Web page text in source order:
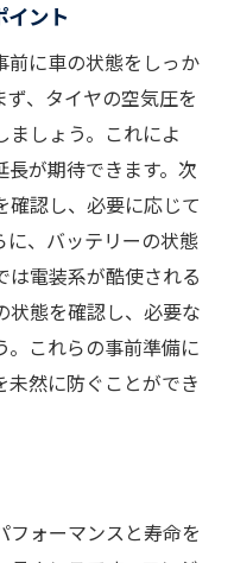
ない異常
転方法
ック
タイミング
具体的なメンテナ
運転習慣
イント
ィション維持法
寿命延長
日常的なケアの重
イント
前に車の状態をしっか
、タイヤの空気圧を
ましょう。これによ
長が期待できます。次
確認し、必要に応じて
に、バッテリーの状態
は電装系が酷使される
状態を確認し、必要な
。これらの事前準備に
未然に防ぐことができ
フォーマンスと寿命を